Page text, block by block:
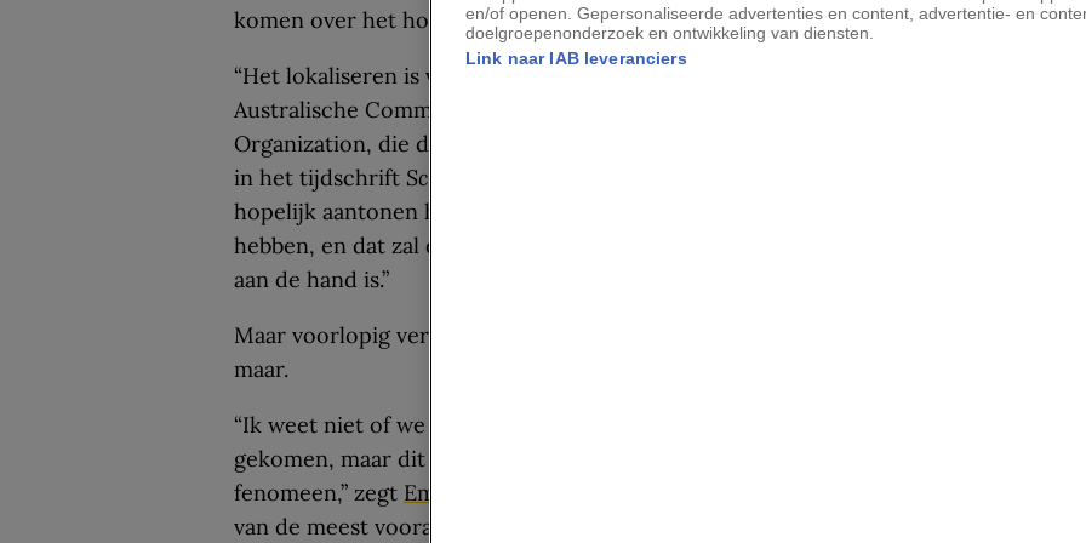
komen over het hoe en waarom achter deze extreme explosies.
“Het lokaliseren is van cruciaal belang,” zegt
Australische Commonwealth Science and Industrial Research
Organization, die de oorsprong van de puls vorige week bekendmaakte
in het tijdschrift Science
hopelijk aantonen hoe divers het fenomeen is waarmee we te maken
hebben, en dat zal de theoretici echt helpen om uit te zoeken wat er
aan de hand is.”
Maar voorlopig vergroot deze nieuwe waarneming het mysterie alleen
maar.
“Ik weet niet of we een stukje dichterbij een verklaring voor FRB’s zijn
gekomen, maar dit geeft ons wél een vollediger beeld van het
fenomeen,” zegt Emily Petroff
van de meest vooraanstaande experts op het gebied van ‘fast radio
en/of openen. Gepersonaliseerde advertenties en content, advertentie- en
doelgroepenonderzoek en ontwikkeling van diensten.
Link naar IAB leveranciers